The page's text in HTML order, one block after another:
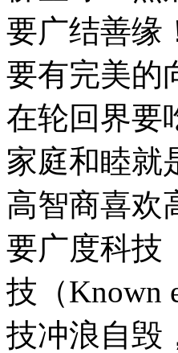
要广结善缘
要有完美的
在轮回界要
家庭和睦就
高智商喜欢
要广度科技
技（Known
技冲浪自毁